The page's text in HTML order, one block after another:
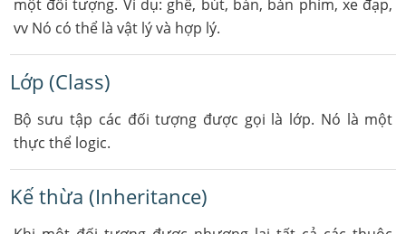
một đối tượng. Ví dụ: ghế, bút, bàn, bàn phím, xe đạp,
vv Nó có thể là vật lý và hợp lý.
Lớp (Class)
Bộ sưu tập các đối tượng được gọi là lớp. Nó là một
thực thể logic.
Kế thừa (Inheritance)